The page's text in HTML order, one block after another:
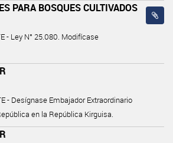
PARA BOSQUES CULTIVADOS
- Ley N° 25.080. Modifícase
- Desígnase Embajador Extraordinario
en la República Kirguisa.